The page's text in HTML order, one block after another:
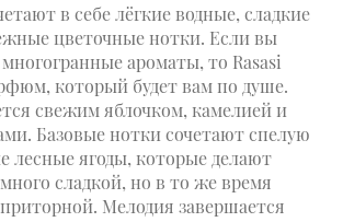
в себе лёгкие водные, сладкие
цветочные нотки. Если вы
ароматы, то Rasasi
который будет вам по душе.
свежим яблочком, камелией и
Базовые нотки сочетают спелую
ягоды, которые делают
сладкой, но в то же время
Мелодия завершается